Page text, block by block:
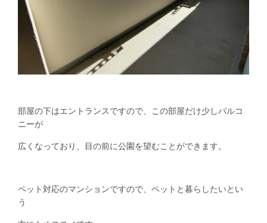
部屋の下はエントランスですので、この部屋だけ少しバルコ
ニーが
広くなっており、目の前に公園を望むことができます。
ペット対応のマンションですので、ペットと暮らしたいとい
う